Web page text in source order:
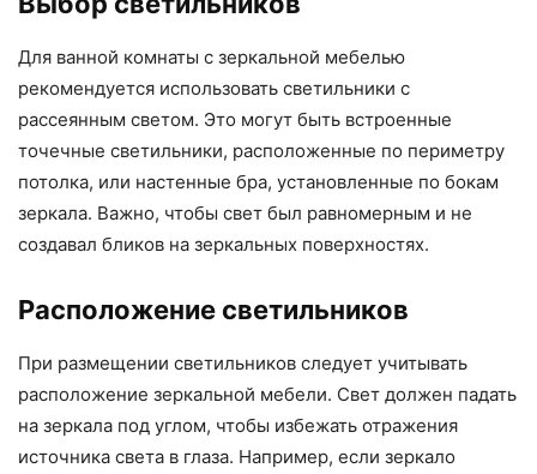
Для ванной комнаты с зеркальной мебелью
рекомендуется использовать светильники с
рассеянным светом. Это могут быть встроенные
точечные светильники, расположенные по периметру
потолка, или настенные бра, установленные по бокам
зеркала. Важно, чтобы свет был равномерным и не
создавал бликов на зеркальных поверхностях.
Расположение светильников
При размещении светильников следует учитывать
расположение зеркальной мебели. Свет должен падать
на зеркала под углом, чтобы избежать отражения
источника света в глаза. Например, если зеркало